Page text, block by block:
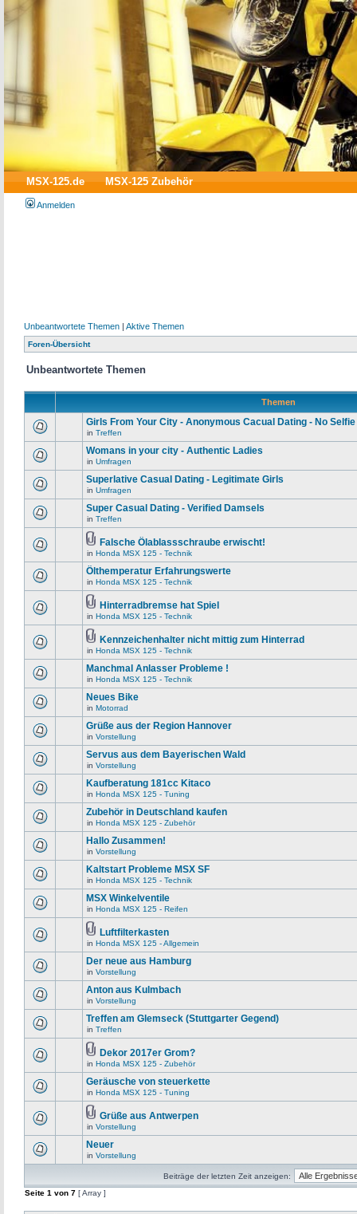
MSX-125.de MSX-125 Zubehör
Anmelden
Unbeantwortete Themen | Aktive Themen
Foren-Übersicht
Unbeantwortete Themen
Themen
Girls From Your City - Anonymous Cacual Dating - No Selfie
in Treffen
Womans in your city - Authentic Ladies
in Umfragen
Superlative Сasual Dating - Legitimate Girls
in Umfragen
Super Сasual Dating - Verified Damsels
in Treffen
Falsche Ölablassschraube erwischt!
in Honda MSX 125 - Technik
Ölthemperatur Erfahrungswerte
in Honda MSX 125 - Technik
Hinterradbremse hat Spiel
in Honda MSX 125 - Technik
Kennzeichenhalter nicht mittig zum Hinterrad
in Honda MSX 125 - Technik
Manchmal Anlasser Probleme !
in Honda MSX 125 - Technik
Neues Bike
in Motorrad
Grüße aus der Region Hannover
in Vorstellung
Servus aus dem Bayerischen Wald
in Vorstellung
Kaufberatung 181cc Kitaco
in Honda MSX 125 - Tuning
Zubehör in Deutschland kaufen
in Honda MSX 125 - Zubehör
Hallo Zusammen!
in Vorstellung
Kaltstart Probleme MSX SF
in Honda MSX 125 - Technik
MSX Winkelventile
in Honda MSX 125 - Reifen
Luftfilterkasten
in Honda MSX 125 - Allgemein
Der neue aus Hamburg
in Vorstellung
Anton aus Kulmbach
in Vorstellung
Treffen am Glemseck (Stuttgarter Gegend)
in Treffen
Dekor 2017er Grom?
in Honda MSX 125 - Zubehör
Geräusche von steuerkette
in Honda MSX 125 - Tuning
Grüße aus Antwerpen
in Vorstellung
Neuer
in Vorstellung
Beiträge der letzten Zeit anzeigen:
Seite 1 von 7 [ Array ]